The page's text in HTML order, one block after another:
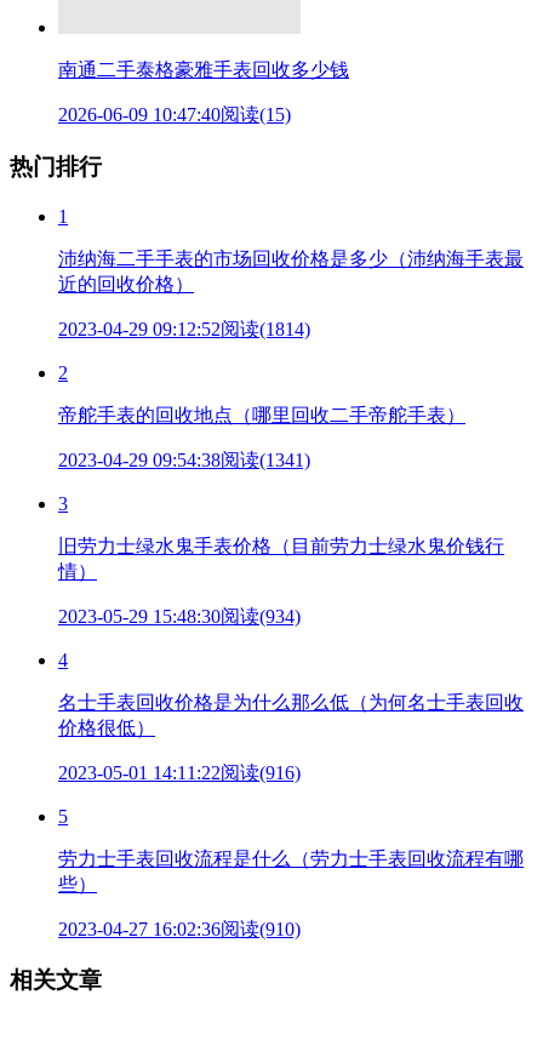
南通二手泰格豪雅手表回收多少钱
2026-06-09 10:47:40阅读(15)
热门排行
1
沛纳海二手手表的市场回收价格是多少（沛纳海手表最
近的回收价格）
2023-04-29 09:12:52阅读(1814)
2
帝舵手表的回收地点（哪里回收二手帝舵手表）
2023-04-29 09:54:38阅读(1341)
3
旧劳力士绿水鬼手表价格（目前劳力士绿水鬼价钱行
情）
2023-05-29 15:48:30阅读(934)
4
名士手表回收价格是为什么那么低（为何名士手表回收
价格很低）
2023-05-01 14:11:22阅读(916)
5
劳力士手表回收流程是什么（劳力士手表回收流程有哪
些）
2023-04-27 16:02:36阅读(910)
相关文章